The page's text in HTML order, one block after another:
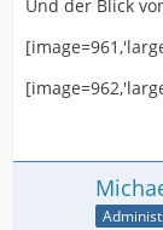
Und der Blick